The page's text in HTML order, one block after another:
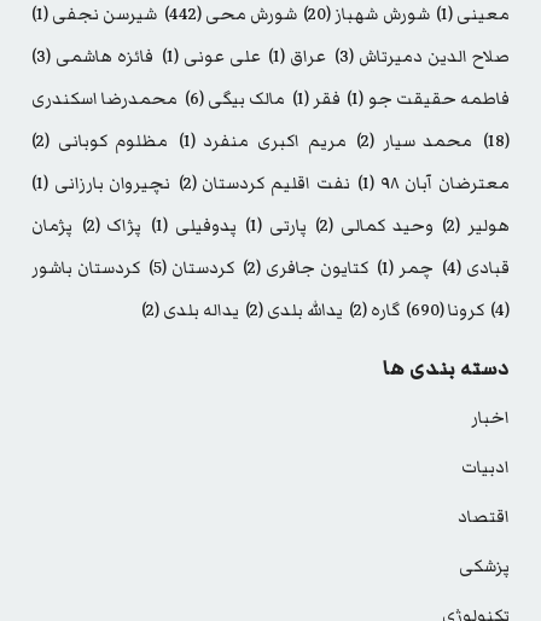
معینی(1) شورش شهباز(20) شورش محی(442) شیرسن نجفی(1)
صلاح الدین دمیرتاش (3) عراق (1) علی عونی (1) فائزه هاشمی (3)
فاطمه حقیقت جو (1) فقر (1) مالک بیگی(6)
محمدرضا اسکندری
(18)
محمد سیار (2) مریم اکبری منفرد (1) مظلوم کوبانی (2)
معترضان آبان ۹۸
(1) نفت اقلیم کردستان (2) نچیروان بارزانی (1)
هولیر (2) وحید کمالی (2) پارتی (1) پدوفیلی (1) پژاک (2)
پژمان
قبادی (4) چمر (1) کتایون جافری (2) کردستان (5)
کردستان باشور
(4)
کرونا(690) گاره(2) یدالله بلدی(2) یداله بلدی(2)
دسته بندی ها
اخبار
ادبیات
اقتصاد
پزشکی